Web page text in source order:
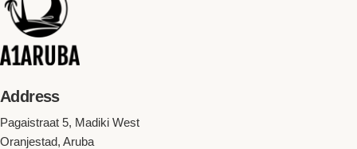
Address
Pagaistraat 5, Madiki West
Oranjestad, Aruba